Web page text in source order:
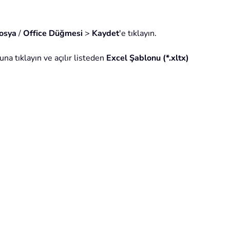
/Office Düğmesi > Kaydet'e tıklayın.
tıklayın ve açılır listeden Excel Şablonu (*.xltx)